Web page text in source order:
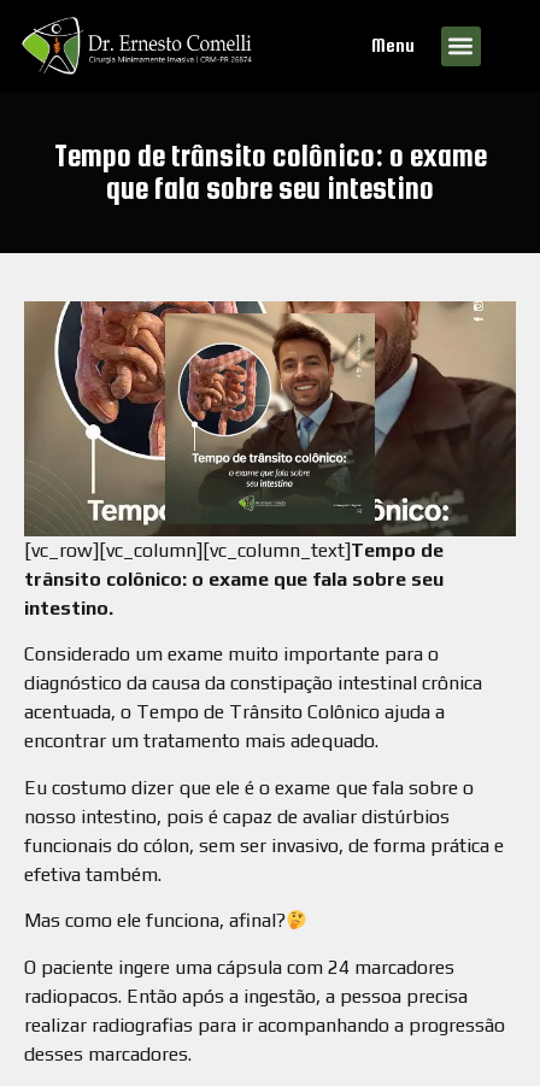
Menu
Tempo de trânsito colônico: o exame
que fala sobre seu intestino
[vc_row][vc_column][vc_column_text]Tempo de
trânsito colônico: o exame que fala sobre seu
intestino.
Considerado um exame muito importante para o
diagnóstico da causa da constipação intestinal crônica
acentuada, o Tempo de Trânsito Colônico ajuda a
encontrar um tratamento mais adequado.
Eu costumo dizer que ele é o exame que fala sobre o
nosso intestino, pois é capaz de avaliar distúrbios
funcionais do cólon, sem ser invasivo, de forma prática e
efetiva também.
Mas como ele funciona, afinal?
O paciente ingere uma cápsula com 24 marcadores
radiopacos. Então após a ingestão, a pessoa precisa
realizar radiografias para ir acompanhando a progressão
desses marcadores.